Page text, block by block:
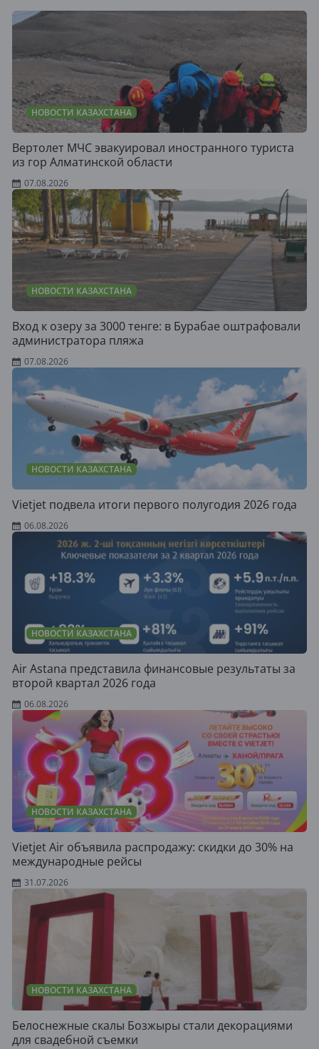
НОВОСТИ КАЗАХСТАНА
Вертолет МЧС эвакуировал иностранного туриста
из гор Алматинской области
07.08.2026
НОВОСТИ КАЗАХСТАНА
Вход к озеру за 3000 тенге: в Бурабае оштрафовали
администратора пляжа
07.08.2026
НОВОСТИ КАЗАХСТАНА
Vietjet подвела итоги первого полугодия 2026 года
06.08.2026
НОВОСТИ КАЗАХСТАНА
Air Astana представила финансовые результаты за
второй квартал 2026 года
06.08.2026
НОВОСТИ КАЗАХСТАНА
Vietjet Air объявила распродажу: скидки до 30% на
международные рейсы
31.07.2026
НОВОСТИ КАЗАХСТАНА
Белоснежные скалы Бозжыры стали декорациями
для свадебной съемки